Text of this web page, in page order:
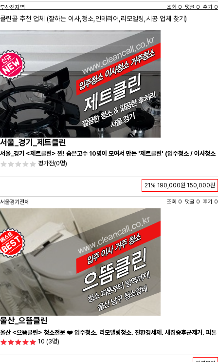
부산전지역 조회 0 댓글 0 후기 0
클린콜 추천 업체 (잘하는 이사, 청소 ,인테리어,리모델링,시공 업체 찾기)
서울_경기_제트클린
서울_경기 <제트클린> 찐! 숨은고수 10명이 모여서 만든 '제트클린' (입주청소 / 이사청소
/ 줄눈시공) 항상 꼼꼼하게 친절하게 응대하겠습니다^-^
평가전(0명)
21% 190,000원 150,000원
서울경기전체 조회 0 댓글 0 후기 0
울산_으뜸클린
울산 <으뜸클린> 청소전문 ❤️ 입주청소, 리모델링청소, 진환경세제, 새집증후군제거, 피톤
치드시공 전문 청소 업체 ❤️
10 (3명)